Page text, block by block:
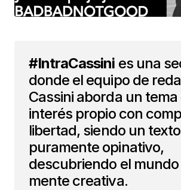
#IntraCassini es una
donde el equipo de
Cassini aborda un tema
interés propio con
libertad, siendo un texto
puramente opinativo,
descubriendo el
mente creativa.